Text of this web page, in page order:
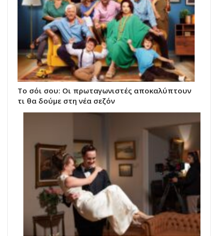
Το σόι σου: Οι πρωταγωνιστές αποκαλύπτουν
τι θα δούμε στη νέα σεζόν